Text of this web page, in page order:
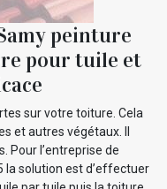
peinture
pour tuile et
sur votre toiture. Cela
et autres végétaux. Il
Pour l’entreprise de
la solution est d’effectuer